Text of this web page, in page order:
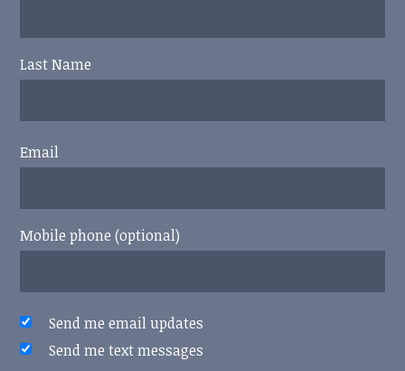
Last Name
Email
Mobile phone (optional)
Send me email updates
Send me text messages